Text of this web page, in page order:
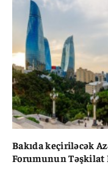
Bakıda keçiriləcək
Forumunun Təşkilat